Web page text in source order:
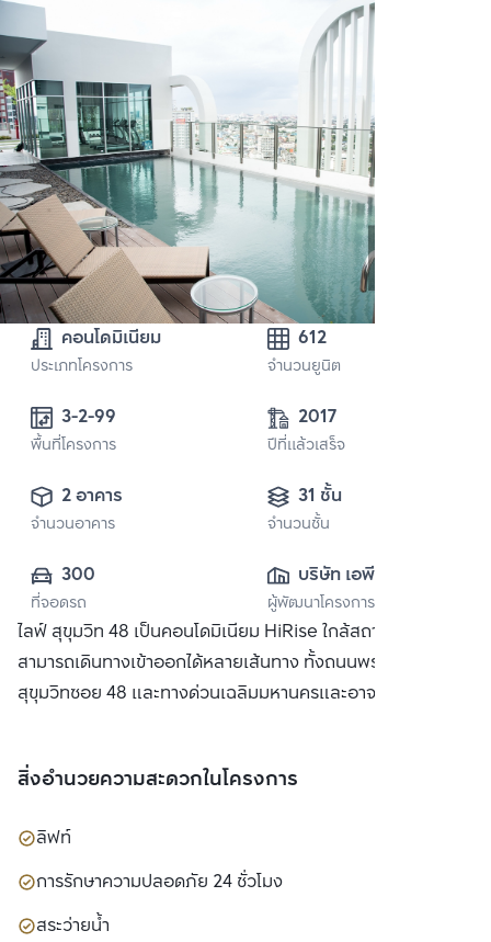
คอนโดมิเนียม
ประเภทโครงการ
612
จำนวนยูนิต
พื้นที่โครงการ
2017
ปีที่แล้วเสร็จ
2 อาคาร
จำนวนอาคาร
31 ชั้น
จำนวนชั้น
300
ที่จอดรถ
บริษัท เอพี (ไทย
แลนด์)
จำกัด(มหาชน)
ผู้พัฒนาโครงการ
ไลฟ์ สุขุมวิท 48 เป็นคอนโดมิเนียม HiRise ใกล้สถานีพระโขนง
สามารถเดินทางเข้าออกได้หลายเส้นทาง ทั้งถนนพระราม 4, ถนน
สุขุมวิทซอย 48 และทางด่วนเฉลิมมหานครและอาจณรงค์
สิ่งอำนวยความสะดวกในโครงการ
ลิฟท์
การรักษาความปลอดภัย 24 ชั่วโมง
สระว่ายน้ำ